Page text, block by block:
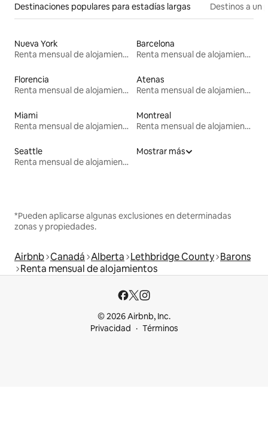
Destinaciones populares para estadías largas Destinos a un
Nueva York
Renta mensual de alojamientos
Barcelona
Renta mensual de alojamientos
Florencia
Renta mensual de alojamientos
Atenas
Renta mensual de alojamientos
Miami
Renta mensual de alojamientos
Montreal
Renta mensual de alojamientos
Seattle
Renta mensual de alojamientos
Mostrar más
*Pueden aplicarse algunas exclusiones en determinadas
zonas y propiedades.
Airbnb Canadá Alberta Lethbridge County Barons
Renta mensual de alojamientos
© 2026 Airbnb, Inc.
Privacidad
Términos